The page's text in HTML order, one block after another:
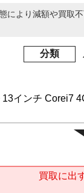
により減額や買取
分類
インチ Corei7
買取に出